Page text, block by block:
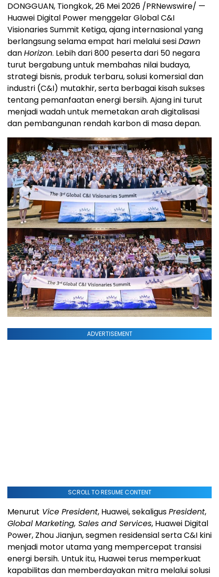
DONGGUAN, Tiongkok, 26 Mei 2026 /PRNewswire/ —
Huawei Digital Power menggelar Global C&I
Visionaries Summit Ketiga, ajang internasional yang
berlangsung selama empat hari melalui sesiDawn
danHorizon. Lebih dari 800 peserta dari 50 negara
turut bergabung untuk membahas nilai budaya,
strategi bisnis, produk terbaru, solusi komersial dan
industri (C&I) mutakhir, serta berbagai kisah sukses
tentang pemanfaatan energi bersih. Ajang ini turut
menjadi wadah untuk memetakan arah digitalisasi
dan pembangunan rendah karbon di masa depan.
ADVERTISEMENT
SCROLL TO RESUME CONTENT
Menurut Vice President, Huawei, sekaligusPresident,
Global Marketing, Sales and Services, Huawei Digital
Power, Zhou Jianjun, segmen residensial serta C&I kini
menjadi motor utama yang mempercepat transisi
energi bersih. Untuk itu, Huawei terus memperkuat
kapabilitas dan memberdayakan mitra melalui solusi